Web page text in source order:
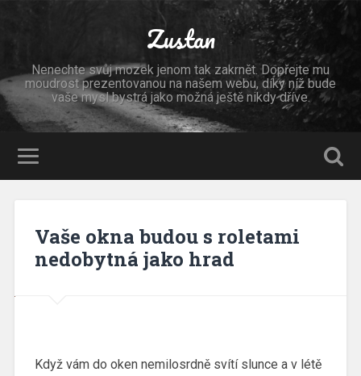
Zustan
Nenechte svůj mozek jenom tak zakrnět. Dopřejte mu
moudrost prezentovanou na našem webu, díky níž bude
vaše mysl bystrá jako možná ještě nikdy dříve.
Vaše okna budou s roletami
nedobytná jako hrad
Když vám do oken nemilosrdně svítí slunce a v létě